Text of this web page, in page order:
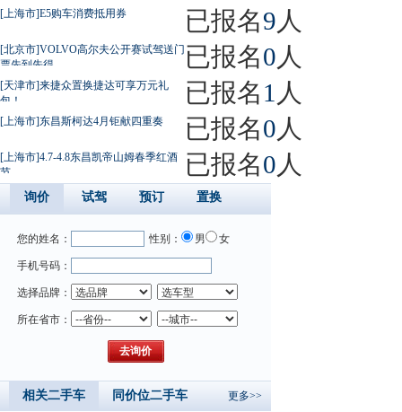
[上海市]E5购车消费抵用券 已报名9 人
[北京市]VOLVO高尔夫公开赛试驾送门
票先到先得
已报名0 人
[天津市]来捷众置换捷达可享万元礼
包！
已报名1 人
[上海市]东昌斯柯达4月钜献四重奏 已报名0 人
[上海市]4.7-4.8东昌凯帝山姆春季红酒
节
已报名0 人
询价 试驾 预订 置换
您的姓名： 性别： 男 女
手机号码：
选择品牌：
所在省市：
相关二手车 同价位二手车 更多>>